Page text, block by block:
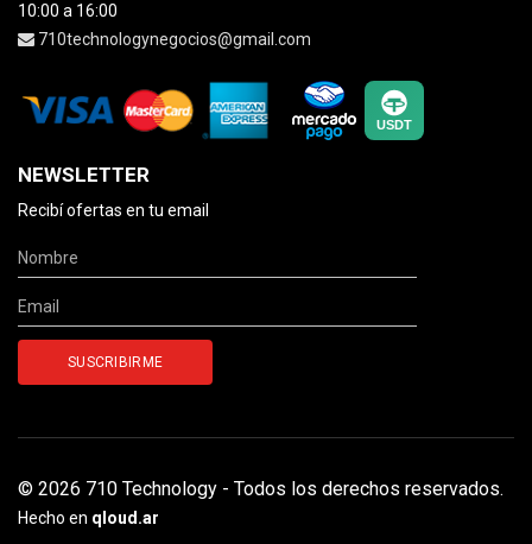
10:00 a 16:00
710technologynegocios@gmail.com
NEWSLETTER
Recibí ofertas en tu email
© 2026 710 Technology - Todos los derechos reservados.
Hecho en qloud.ar